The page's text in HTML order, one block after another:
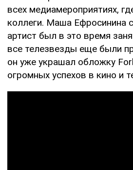
всех медиамероприятиях,
коллеги. Маша Ефросинина
артист был в это время
все телезвезды еще были
он уже украшал обложку
огромных успехов в кино и